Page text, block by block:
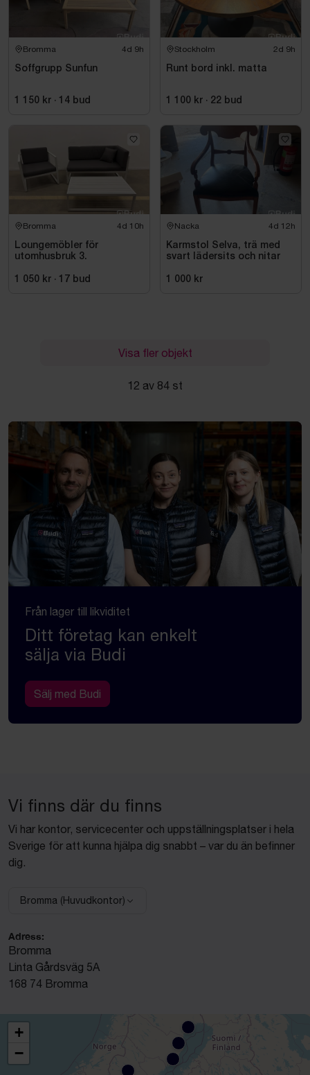
Bromma 4d 9h
Soffgrupp Sunfun
1 150 kr · 14 bud
Stockholm 2d 9h
Runt bord inkl. matta
1 100 kr · 22 bud
Bromma 4d 10h
Loungemöbler för
utomhusbruk 3.
1 050 kr · 17 bud
Nacka 4d 12h
Karmstol Selva, trä med
svart lädersits och nitar
1 000 kr
Visa fler objekt
12 av 84 st
Från lager till likviditet
Ditt företag kan enkelt
sälja via Budi
Sälj med Budi
Vi finns där du finns
Vi har kontor, servicecenter och uppställningsplatser i hela
Sverige för att kunna hjälpa dig snabbt – var du än befinner
dig.
Välj anläggning:
Bromma (Huvudkontor)
Adress:
Bromma
Linta Gårdsväg 5A
168 74 Bromma
+
−